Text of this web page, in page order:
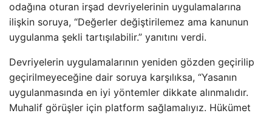
odağına oturan irşad devriyelerinin uygulamalarına
ilişkin soruya, “Değerler değiştirilemez ama kanunun
uygulanma şekli tartışılabilir.” yanıtını verdi.
Devriyelerin uygulamalarının yeniden gözden geçirilip
geçirilmeyeceğine dair soruya karşılıksa, “Yasanın
uygulanmasında en iyi yöntemler dikkate alınmalıdır.
Muhalif görüşler için platform sağlamalıyız. Hükümet